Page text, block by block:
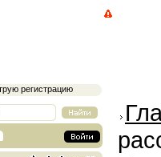
регистрацию